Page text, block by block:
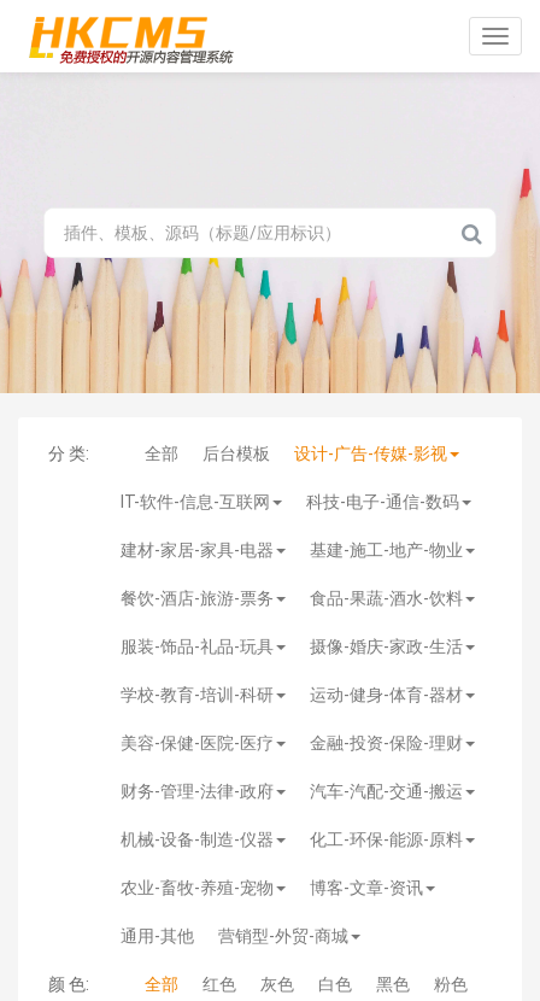
Toggle
分 类: 全部 后台模板 设计-广告-传媒-影视
IT-软件-信息-互联网 科技-电子-通信-数码
建材-家居-家具-电器 基建-施工-地产-物业
餐饮-酒店-旅游-票务 食品-果蔬-酒水-饮料
服装-饰品-礼品-玩具 摄像-婚庆-家政-生活
学校-教育-培训-科研 运动-健身-体育-器材
美容-保健-医院-医疗 金融-投资-保险-理财
财务-管理-法律-政府 汽车-汽配-交通-搬运
机械-设备-制造-仪器 化工-环保-能源-原料
农业-畜牧-养殖-宠物 博客-文章-资讯
通用-其他 营销型-外贸-商城
颜 色: 全部 红色 灰色 白色 黑色 粉色